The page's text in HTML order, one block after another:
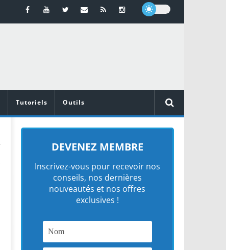
Tutoriels Outils
DEVENEZ MEMBRE
Inscrivez-vous pour recevoir nos
conseils, nos dernières
nouveautés et nos offres
exclusives !